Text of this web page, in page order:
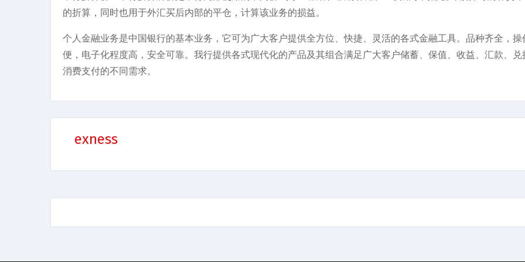
的折算，同时也用于外汇买后内部的平仓，计算该业务的损益。
个人金融业务是中国银行的基本业务，它可为广大客户提供全方位、快捷、灵活的各式金融工具。品种齐全，操
便，电子化程度高，安全可靠。我行提供各式现代化的产品及其组合满足广大客户储蓄、保值、收益、汇款、兑
消费支付的不同需求。
exness